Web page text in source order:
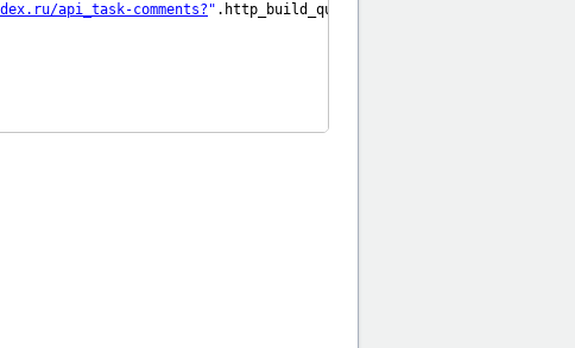
api_task-comments? " .http_build_query(